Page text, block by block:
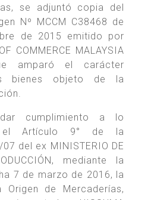
se adjuntó copia del
Nº MCCM C38468 de
de 2015 emitido por
COMMERCE MALAYSIA
amparó el carácter
bienes objeto de la
cumplimiento a lo
el Artículo 9° de la
del ex MINISTERIO DE
mediante la
7 de marzo de 2016, la
Origen de Mercaderías,